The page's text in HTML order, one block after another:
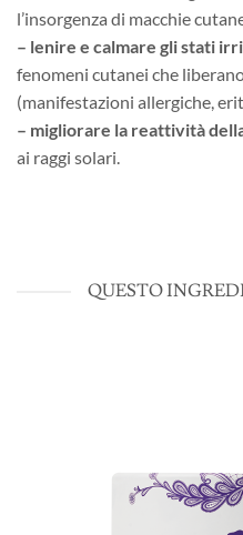
l’insorgenza di macchie
– lenire e calmare gli stati
fenomeni cutanei che
(manifestazioni allergiche,
– migliorare la reattività
ai raggi solari.
QUESTO